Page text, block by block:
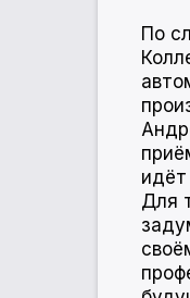
По
идёт
Для